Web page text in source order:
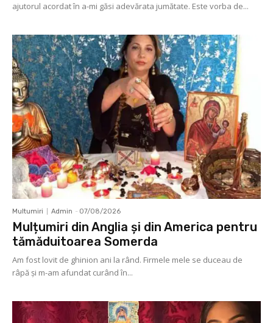
ajutorul acordat în a-mi găsi adevărata jumătate. Este vorba de...
Multumiri Admin - 07/08/2026
Mulțumiri din Anglia și din America pentru
tămăduitoarea Somerda
Am fost lovit de ghinion ani la rând. Firmele mele se duceau de
râpă şi m-am afundat curând în...